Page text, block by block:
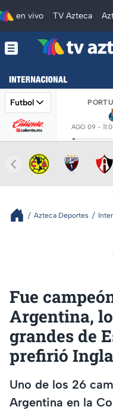
en vivo TV Azteca
Futbol
AGO 09 -
Azteca Deportes
Fue
Argentina,
grandes de
prefirió
Uno de los 26
Argentina en la